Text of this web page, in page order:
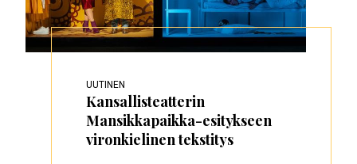
UUTINEN
Kansallisteatterin
Mansikkapaikka-esitykseen
vironkielinen tekstitys